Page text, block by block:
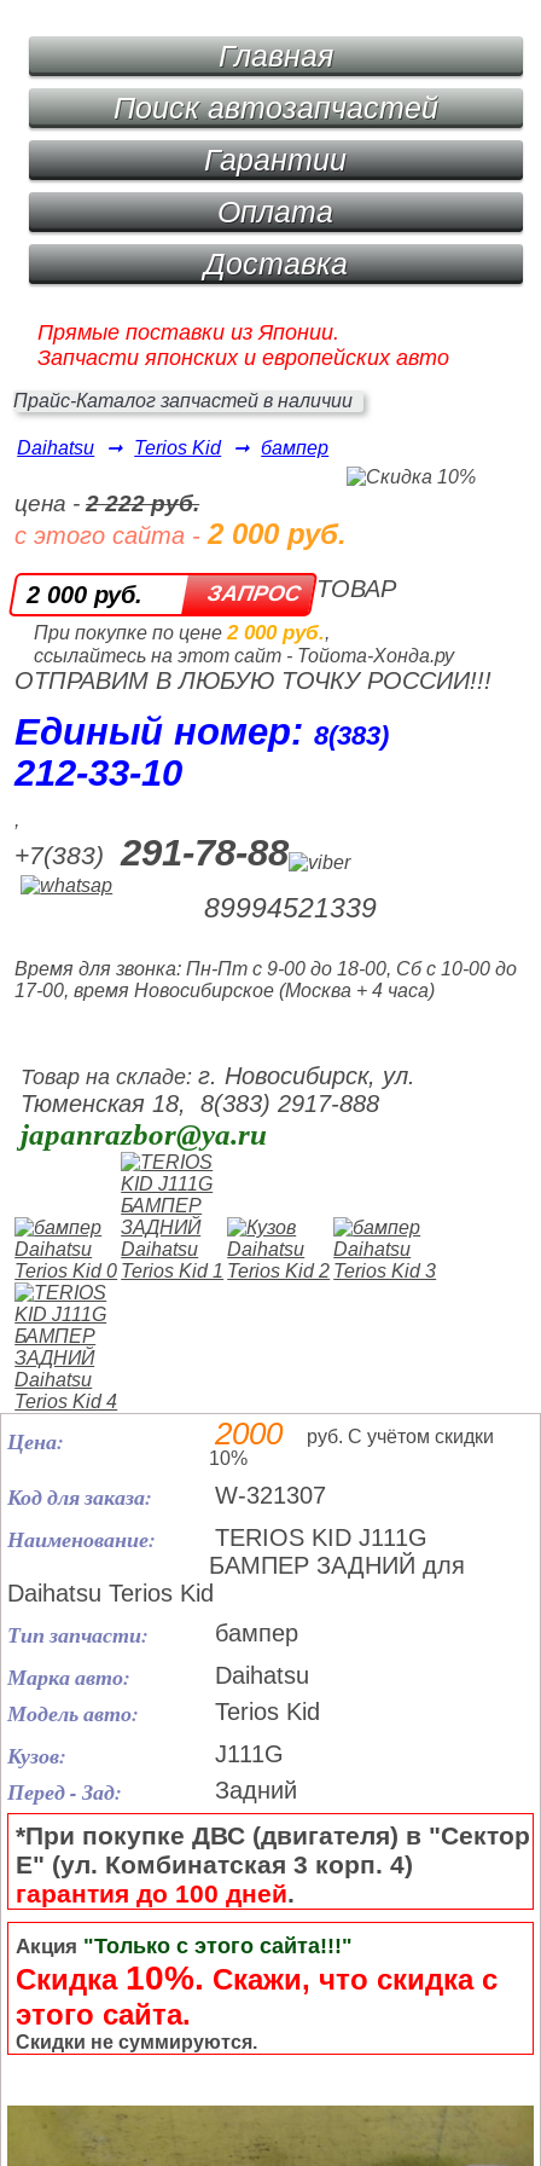
Главная
Поиск автозапчастей
Гарантии
Оплата
Доставка
Прямые поставки из Японии.
Запчасти японских и европейских авто
Прайс-Каталог запчастей в наличии
Daihatsu ➞ Terios Kid ➞ бампер
цена -2 222 руб.
с этого сайта -2 000 руб.
2 000 руб.
При покупке по цене 2 000 руб.,
ссылайтесь на этот сайт - Тойота-Хонда.ру
ТОВАР
ОТПРАВИМ В ЛЮБУЮ ТОЧКУ РОССИИ!!!
Единый номер:8(383)
212‑33‑10
,
+7(383) 291-78-88
89994521339
Время для звонка: Пн-Пт с 9-00 до 18-00, Сб с 10-00 до
17-00, время Новосибирское (Москва + 4 часа)
Товар на складе:г. Новосибирск, ул.
Тюменская 18, 8(383) 2917-888
japanrazbor@ya.ru
Цена: 2000
руб. С учётом скидки
10%
Код для заказа: W-321307
Наименование:
TERIOS KID J111G
БАМПЕР ЗАДНИЙ для
Daihatsu Terios Kid
Тип запчасти: бампер
Марка авто: Daihatsu
Модель авто: Terios Kid
Кузов: J111G
Перед - Зад: Задний
*При покупке ДВС (двигателя) в "Сектор
Е" (ул. Комбинатская 3 корп. 4)
гарантия до 100 дней.
Акция "Только с этого сайта!!!"
Скидка 10%. Cкажи, что скидка с
этого сайта.
Скидки не суммируются.